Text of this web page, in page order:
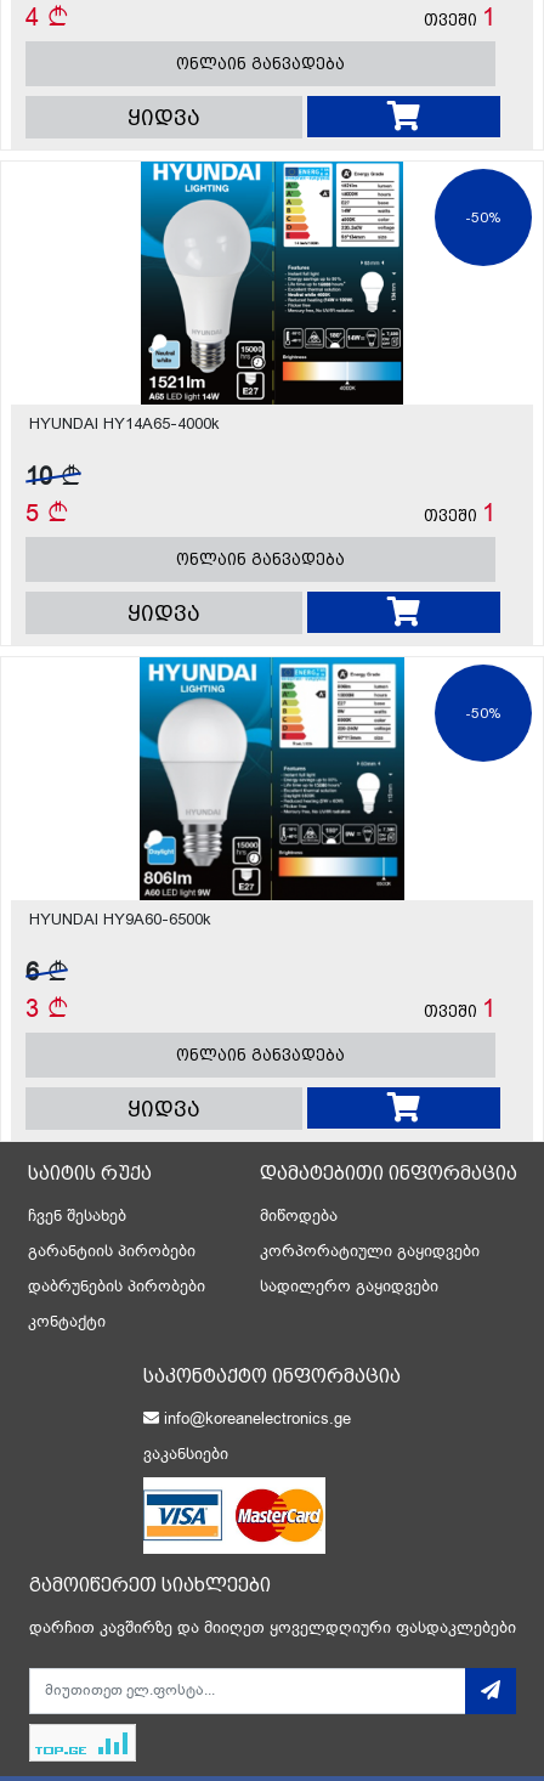
4
თვეში 1
ონლაინ განვადება
ყიდვა
-50%
HYUNDAI HY14A65-4000k
10
5
თვეში 1
ონლაინ განვადება
ყიდვა
-50%
HYUNDAI HY9A60-6500k
6
3
თვეში 1
ონლაინ განვადება
ყიდვა
საიტის რუქა
ჩვენ შესახებ
გარანტიის პირობები
დაბრუნების პირობები
კონტაქტი
დამატებითი ინფორმაცია
მიწოდება
კორპორატიული გაყიდვები
სადილერო გაყიდვები
საკონტაქტო ინფორმაცია
info@koreanelectronics.ge
ვაკანსიები
გამოიწერეთ სიახლეები
დარჩით კავშირზე და მიიღეთ ყოველდღიური ფასდაკლებები